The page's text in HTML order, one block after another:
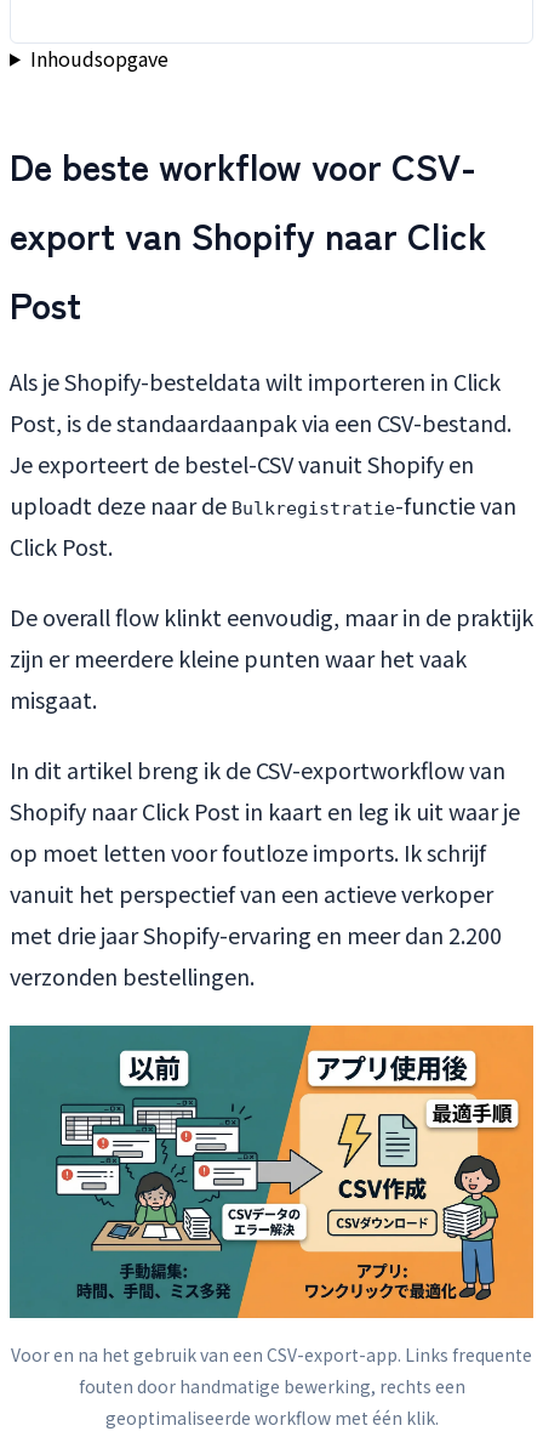
Inhoudsopgave
De beste workflow voor CSV-
export van Shopify naar Click
Post
Als je Shopify-besteldata wilt importeren in Click
Post, is de standaardaanpak via een CSV-bestand.
Je exporteert de bestel-CSV vanuit Shopify en
uploadt deze naar de Bulkregistratie-functie van
Click Post.
De overall flow klinkt eenvoudig, maar in de praktijk
zijn er meerdere kleine punten waar het vaak
misgaat.
In dit artikel breng ik de CSV-exportworkflow van
Shopify naar Click Post in kaart en leg ik uit waar je
op moet letten voor foutloze imports. Ik schrijf
vanuit het perspectief van een actieve verkoper
met drie jaar Shopify-ervaring en meer dan 2.200
verzonden bestellingen.
Voor en na het gebruik van een CSV-export-app. Links frequente
fouten door handmatige bewerking, rechts een
geoptimaliseerde workflow met één klik.